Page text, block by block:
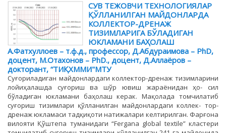
СУВ ТЕЖОВЧИ ТЕХНОЛОГИЯЛАР
ҚЎЛЛАНИЛГАН МАЙДОНЛАРДА
КОЛЛЕКТОР-ДРЕНАЖ
ТИЗИМЛАРИГА БЎЛАДИГАН
ЮКЛАМАНИ БАҲОЛАШ
А.Фатхуллоев – т.ф.д., профессор, Д.Абдураимова – PhD,
доцент, М.Отахонов – PhD., доцент, Д.Аллаёров –
докторант, “ТИҚХММИ"МТУ
Суғориладиган майдонлардаги коллектор-дренаж тизимларини
лойиҳалашда суғориш ва шўр ювиш жараёнидан ҳо- сил
бўладиган юкламани баҳолаш керак. Мақолада томчилатиб
суғориш тизимлари қўлланилган майдонлардаги коллек- тор-
дренаж юкламаси тадқиқоти натижалари келтирилган. Фарғона
вилояти Қўштепа туманидаги “Fergana global textile” кластери